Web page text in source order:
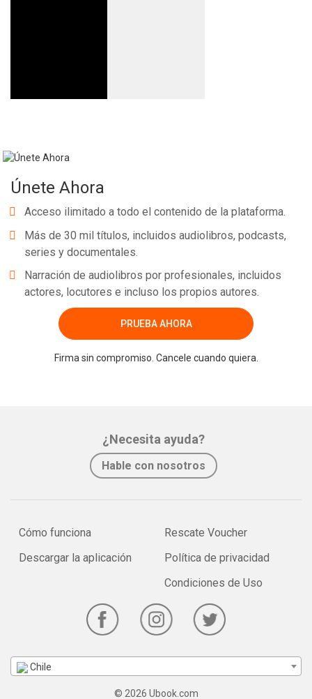
Únete Ahora
Acceso ilimitado a todo el contenido de la plataforma.
Más de 30 mil títulos, incluidos audiolibros, podcasts,
series y documentales.
Narración de audiolibros por profesionales, incluidos
actores, locutores e incluso los propios autores.
PRUEBA AHORA
Firma sin compromiso. Cancele cuando quiera.
¿Necesita ayuda?
Hable con nosotros
Cómo funciona
Descargar la aplicación
Rescate Voucher
Política de privacidad
Condiciones de Uso
Chile
© 2026 Ubook.com